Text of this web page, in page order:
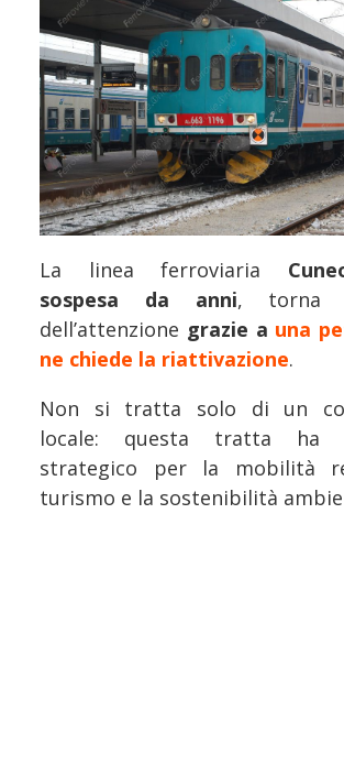
La linea ferroviaria
sospesa da anni, torna
dell’attenzione grazie a una
ne chiede la riattivazione.
Non si tratta solo di un
locale: questa tratta ha
strategico per la mobilità
turismo e la sostenibilità